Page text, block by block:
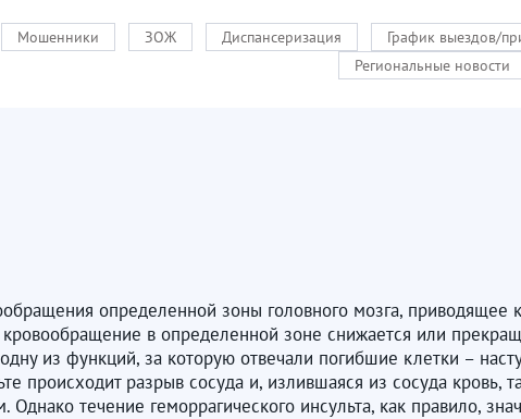
График выездов/
Диспансеризация
ЗОЖ
Мошенники
Региональные новости
определенной зоны головного мозга,
в определенной зоне снижается или
из функций, за которую отвечали погибшие клетки –
происходит разрыв сосуда и, излившаяся из сосуда
Однако течение геморрагического инсульта, как правило,